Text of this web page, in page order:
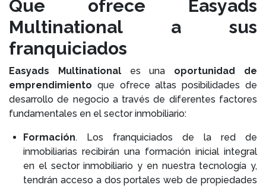
Que ofrece Easyads
Multinational a sus
franquiciados
Easyads Multinationales una oportunidad de
emprendimiento que ofrece altas posibilidades de
desarrollo de negocio a través de diferentes factores
fundamentales en el sector inmobiliario:
Formación. Los franquiciados de la red de
inmobiliarias recibirán una formación inicial integral
en el sector inmobiliario y en nuestra tecnología y,
tendrán acceso a dos portales web de propiedades